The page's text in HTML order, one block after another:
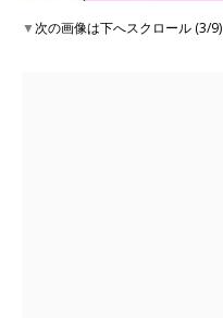
▼次の画像は下へスクロール (3/9)